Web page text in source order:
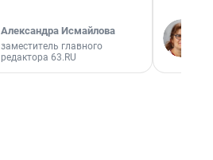
Александра Исмайлова
заместитель главного
редактора 63.RU